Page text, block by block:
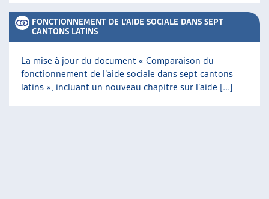
FONCTIONNEMENT DE L’AIDE SOCIALE DANS SEPT
CANTONS LATINS
La mise à jour du document « Comparaison du
fonctionnement de l’aide sociale dans sept cantons
latins », incluant un nouveau chapitre sur l’aide [...]